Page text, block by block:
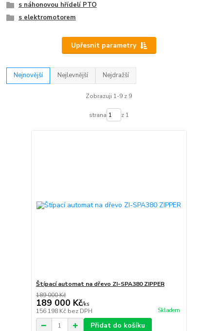
s náhonovou hřídelí PTO
s elektromotorem
Upřesnit parametry
Nejnovější Nejlevnější Nejdražší
Zobrazuji 1-9 z 9
strana z 1
Štípací automat na dřevo ZI-SPA380 ZIPPER
189 000 Kč
189 000 Kč/ks
156 198 Kč bez DPH Skladem
Přidat do košíku